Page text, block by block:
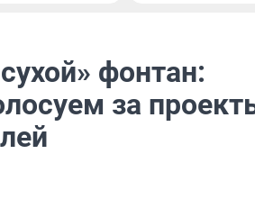
фонтан:
за